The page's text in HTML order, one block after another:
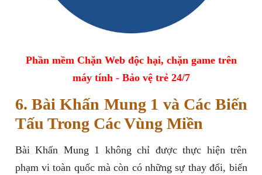
Phần mềm Chặn Web độc hại, chặn game trên
máy tính - Bảo vệ trẻ 24/7
6. Bài Khấn Mung 1 và Các Biến
Tấu Trong Các Vùng Miền
Bài Khấn Mung 1 không chỉ được thực hiện trên
phạm vi toàn quốc mà còn có những sự thay đổi, biến